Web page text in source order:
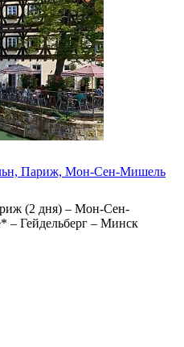
Париж, Мон-Сен-Мишель
(2 дня) – Мон-Сен-
– Гейдельберг – Минск